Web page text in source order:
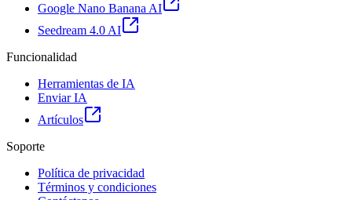
Google Nano Banana AI
Seedream 4.0 AI
Funcionalidad
Herramientas de IA
Enviar IA
Artículos
Soporte
Política de privacidad
Términos y condiciones